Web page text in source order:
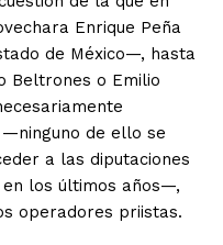
Enrique Peña
de México—, hasta
Beltrones o Emilio
de ello se
a las diputaciones
en los últimos años—,
operadores priistas.